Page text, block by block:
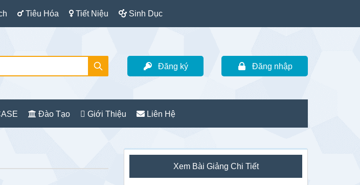
Tiêu Hóa Tiết Niệu Sinh Dục
Đăng ký Đăng nhập
Đào Tạo Giới Thiệu Liên Hệ
Sidebar
chính
Xem Bài Giảng Chi Tiết